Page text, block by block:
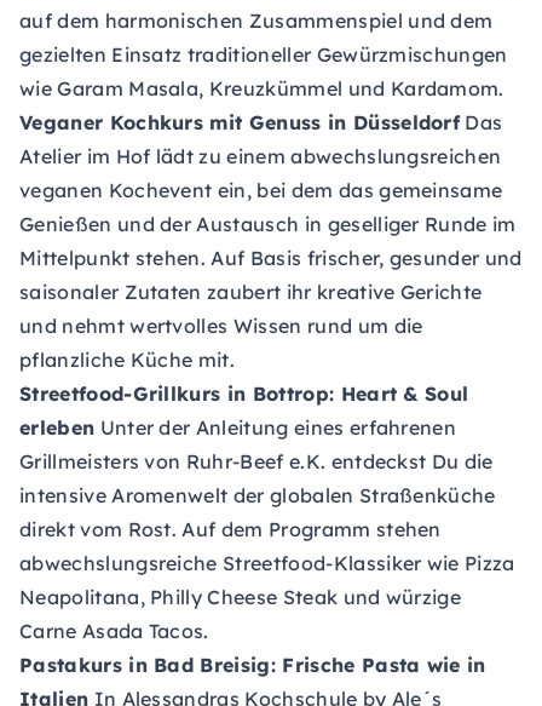
auf dem harmonischen Zusammenspiel und dem
gezielten Einsatz traditioneller Gewürzmischungen
wie Garam Masala, Kreuzkümmel und Kardamom.
Veganer Kochkurs mit Genuss in Düsseldorf Das
Atelier im Hof lädt zu einem abwechslungsreichen
veganen Kochevent ein, bei dem das gemeinsame
Genießen und der Austausch in geselliger Runde im
Mittelpunkt stehen. Auf Basis frischer, gesunder und
saisonaler Zutaten zaubert ihr kreative Gerichte
und nehmt wertvolles Wissen rund um die
pflanzliche Küche mit.
Streetfood-Grillkurs in Bottrop: Heart & Soul
erleben Unter der Anleitung eines erfahrenen
Grillmeisters von Ruhr-Beef e.K. entdeckst Du die
intensive Aromenwelt der globalen Straßenküche
direkt vom Rost. Auf dem Programm stehen
abwechslungsreiche Streetfood-Klassiker wie Pizza
Neapolitana, Philly Cheese Steak und würzige
Carne Asada Tacos.
Pastakurs in Bad Breisig: Frische Pasta wie in
Italien In Alessandras Kochschule by Ale´s